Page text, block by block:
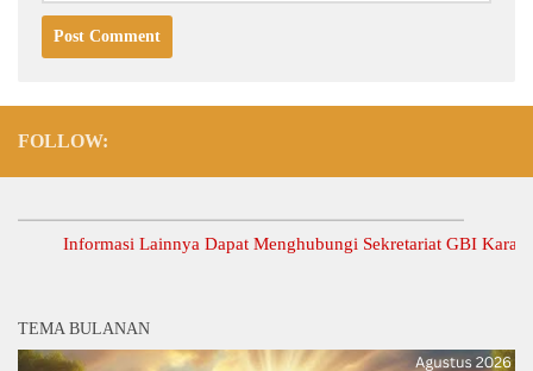
FOLLOW:
Informasi Lainnya Dapat Menghubungi Sekretariat GBI Karang
TEMA BULANAN